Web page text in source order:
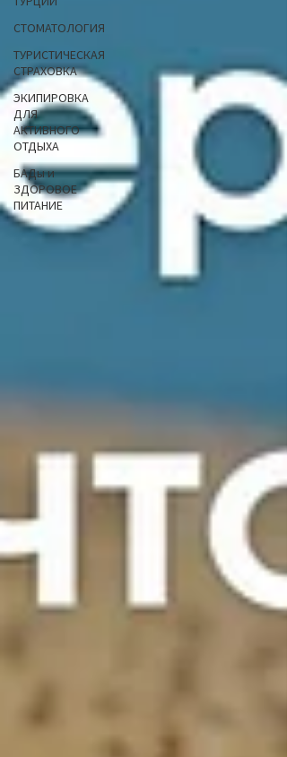
СТОМАТОЛОГИЯ
ТУРИСТИЧЕСКАЯ
СТРАХОВКА
ЭКИПИРОВКА
ДЛЯ
АКТИВНОГО
ОТДЫХА
БАДы и
ЗДОРОВОЕ
ПИТАНИЕ